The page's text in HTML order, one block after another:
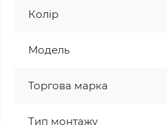
Колір
Модель
Торгова марка
Тип монтажу